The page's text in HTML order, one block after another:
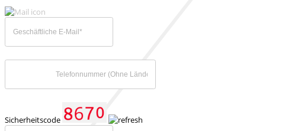
Sicherheitscode